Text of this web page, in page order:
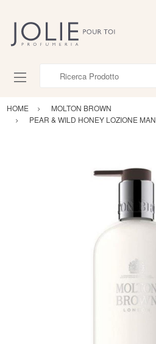
HOME
MOLTON BROWN
PEAR & WILD HONEY LOZIONE